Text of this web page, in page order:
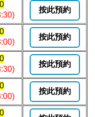
按此預約
按此預約
按此預約
按此預約